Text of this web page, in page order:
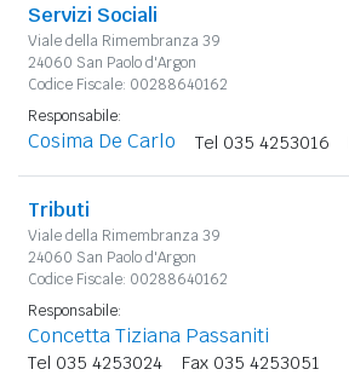
Servizi Sociali
Viale della Rimembranza 39
24060 San Paolo d'Argon
Codice Fiscale: 00288640162
Responsabile:
Cosima De Carlo Tel 035 4253016
Tributi
Viale della Rimembranza 39
24060 San Paolo d'Argon
Codice Fiscale: 00288640162
Responsabile:
Concetta Tiziana Passaniti
Tel 035 4253024 Fax 035 4253051